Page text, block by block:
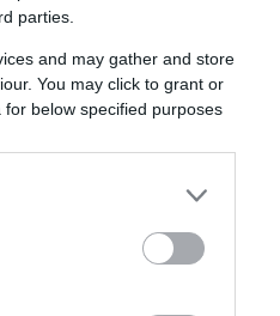
parties.
and may gather and store
You may click to grant or
below specified purposes
την
στην